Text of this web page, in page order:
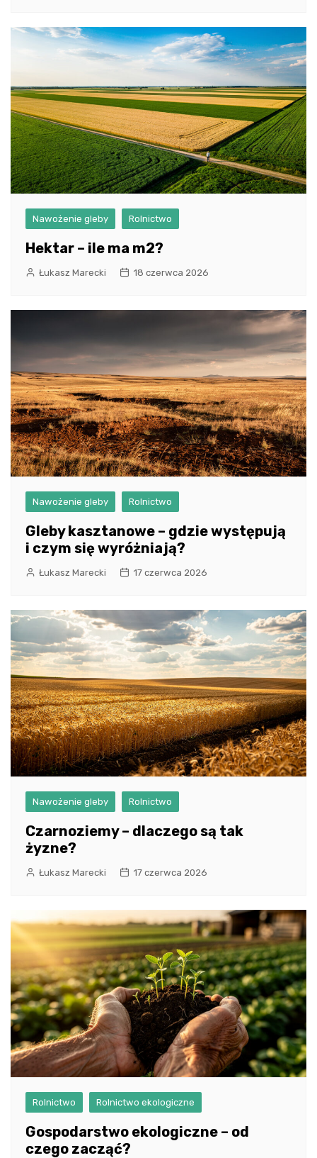
Nawożenie gleby Rolnictwo
Hektar – ile ma m2?
Łukasz Marecki 18 czerwca 2026
Nawożenie gleby Rolnictwo
Gleby kasztanowe – gdzie występują
i czym się wyróżniają?
Łukasz Marecki 17 czerwca 2026
Nawożenie gleby Rolnictwo
Czarnoziemy – dlaczego są tak
żyzne?
Łukasz Marecki 17 czerwca 2026
Rolnictwo Rolnictwo ekologiczne
Gospodarstwo ekologiczne – od
czego zacząć?